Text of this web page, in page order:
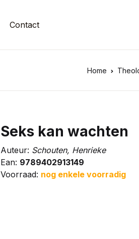
Contact
Home
Seks kan wachten
Auteur: Schouten, Henrieke
Ean: 9789402913149
Voorraad: nog enkele voorradig